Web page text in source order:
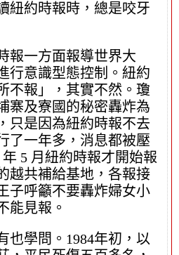
紐約時報時，總是咬牙
報一方面報導世界大
行意識型態控制。紐約
不報」，其實不然。瓊
寨及寮國的秘密轟炸為
只是因為紐約時報不去
了一年多，消息都被壓
5 月紐約時報才開始報
越共補給基地，各報接
子呼籲不要轟炸婦女小
能見報。
也學問。1984年初，以